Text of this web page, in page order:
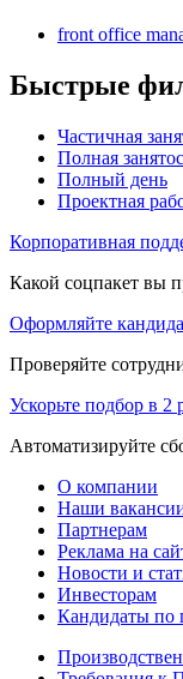
front office
Быстрые
Частичная
Полная
Полный день
Проектная
Корпоративная
Какой соцпакет вы
Оформляйте
Проверяйте
Ускорьте подбор в 2
Автоматизируйте
О компании
Наши
Партнерам
Реклама на
Новости и
Инвесторам
Кандидаты по